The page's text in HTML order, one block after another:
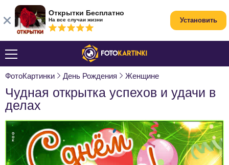
ФотоКартинки День Рождения Женщине
Чудная открытка успехов и удачи в
делах
Открытки Бесплатно
На все случаи жизни Установить